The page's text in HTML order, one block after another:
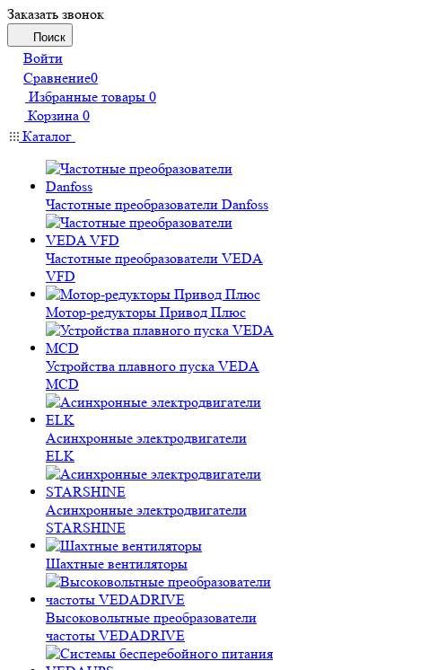
Заказать звонок
Поиск
Войти
Сравнение0
Избранные товары 0
Корзина 0
Каталог
Частотные преобразователи Danfoss
Частотные преобразователи VEDA
VFD
Мотор-редукторы Привод Плюс
Устройства плавного пуска VEDA
MCD
Асинхронные электродвигатели
ELK
Асинхронные электродвигатели
STARSHINE
Шахтные вентиляторы
Высоковольтные преобразователи
частоты VEDADRIVE